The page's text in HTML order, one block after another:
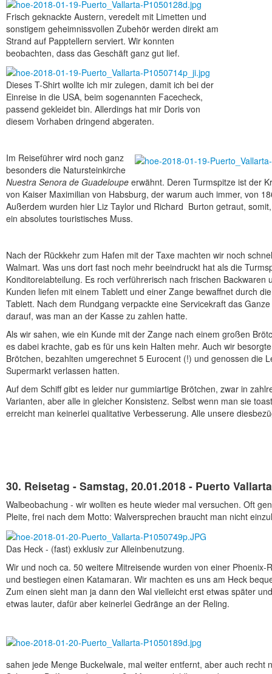
Frisch geknackte Austern, veredelt mit Limetten und
sonstigem geheimnissvollen Zubehör werden direkt am
Strand auf Papptellern serviert. Wir konnten
beobachten, dass das Geschäft ganz gut lief.
Dieses T-Shirt wollte ich mir zulegen, damit ich bei der
Einreise in die USA, beim sogenannten Facecheck,
passend gekleidet bin. Allerdings hat mir Doris von
diesem Vorhaben dringend abgeraten.
Im Reiseführer wird noch ganz
besonders die Natursteinkirche
Nuestra Senora de Guadeloupe erwähnt. Deren Turmspitze ist der
von Kaiser Maximilian von Habsburg, der warum auch immer, von
Außerdem wurden hier Liz Taylor und Richard Burton getraut,
ein absolutes touristisches Muss.
Nach der Rückkehr zum Hafen mit der Taxe machten wir noch
Walmart. Was uns dort fast noch mehr beeindruckt hat als die
Konditoreiabteilung. Es roch verführerisch nach frischen Backwaren
Kunden liefen mit einem Tablett und einer Zange bewaffnet durch
Tablett. Nach dem Rundgang verpackte eine Servicekraft das
darauf, was man an der Kasse zu zahlen hatte.
Als wir sahen, wie ein Kunde mit der Zange nach einem großen
es dabei krachte, gab es für uns kein Halten mehr. Auch wir
Brötchen, bezahlten umgerechnet 5 Eurocent (!) und genossen die
Supermarkt verlassen hatten.
Auf dem Schiff gibt es leider nur gummiartige Brötchen, zwar in
Varianten, aber alle in gleicher Konsistenz. Selbst wenn man sie
erreicht man keinerlei qualitative Verbesserung. Alle unsere
30. Reisetag - Samstag, 20.01.2018 - Puerto
Walbeobachung - wir wollten es heute wieder mal versuchen. Oft
Pleite, frei nach dem Motto: Walversprechen braucht man nicht
Das Heck - (fast) exklusiv zur Alleinbenutzung.
Wir und noch ca. 50 weitere Mitreisende wurden von einer
und bestiegen einen Katamaran. Wir machten es uns am Heck
Zum einen sieht man ja dann den Wal vielleicht erst etwas später
etwas lauter, dafür aber keinerlei Gedränge an der Reling.
sahen jede Menge Buckelwale, mal weiter entfernt, aber auch recht